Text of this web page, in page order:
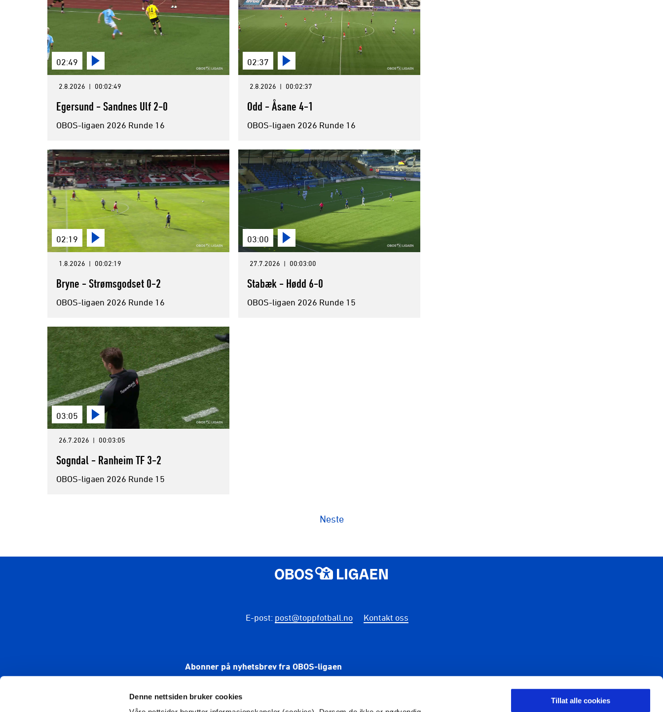
Denne nettsiden bruker cookies
Tillat alle cookies
02:49
2.8.2026 | 00:02:49
Egersund - Sandnes Ulf 2-0
OBOS-ligaen 2026 Runde 16
02:37
2.8.2026 | 00:02:37
Odd - Åsane 4-1
OBOS-ligaen 2026 Runde 16
02:19
1.8.2026 | 00:02:19
Bryne - Strømsgodset 0-2
OBOS-ligaen 2026 Runde 16
03:00
27.7.2026 | 00:03:00
Stabæk - Hødd 6-0
OBOS-ligaen 2026 Runde 15
03:05
26.7.2026 | 00:03:05
Sogndal - Ranheim TF 3-2
OBOS-ligaen 2026 Runde 15
Neste
E-post: post@toppfotball.no Kontakt oss
Abonner på nyhetsbrev fra OBOS-ligaen